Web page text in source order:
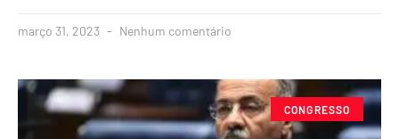
março 31, 2023 Nenhum comentário
CONGRESSO